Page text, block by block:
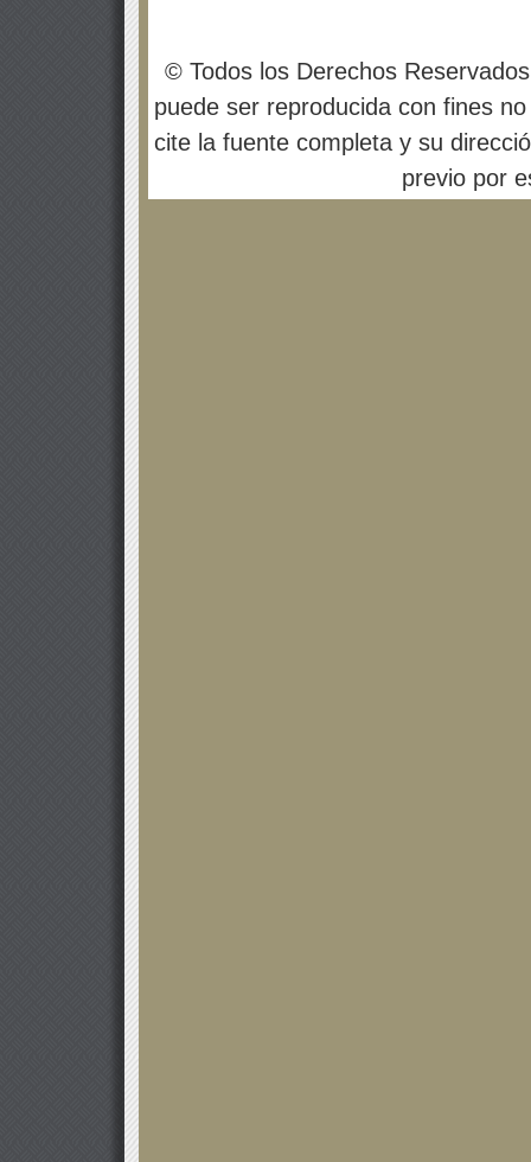
© Todos los Derechos
puede ser reproducida con fines
cite la fuente completa y su
previo por